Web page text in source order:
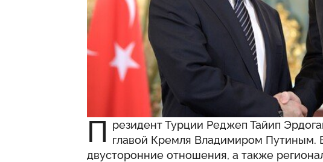
П резидент Турции Реджеп Тайип
главой Кремля Владимиром Путиным.
двусторонние отношения, а также